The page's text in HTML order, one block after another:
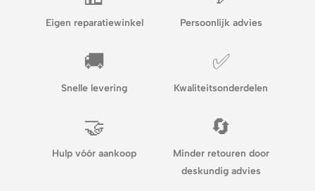
Eigen reparatiewinkel Persoonlijk advies
🚚
Snelle levering
✅
Kwaliteitsonderdelen
🤝
Hulp vóór aankoop
🔄
Minder retouren door
deskundig advies